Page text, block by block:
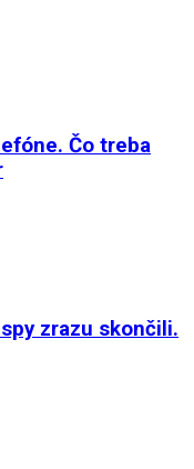
Čo treba
zrazu skončili.